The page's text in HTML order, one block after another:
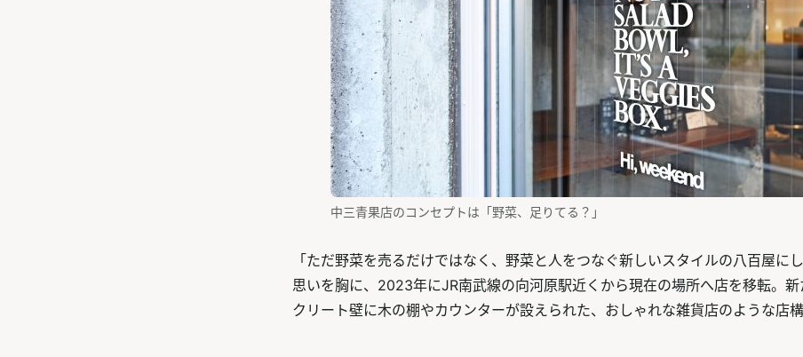
中三青果店のコンセプトは「野菜、足りてる？」
「ただ野菜を売るだけではなく、野菜と人をつなぐ新しいスタイルの八百屋に
思いを胸に、2023年にJR南武線の向河原駅近くから現在の場所へ店を移転。
クリート壁に木の棚やカウンターが設えられた、おしゃれな雑貨店のような店構